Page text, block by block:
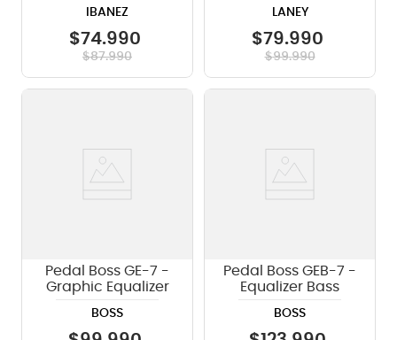
IBANEZ
$74.990
$87.990
LANEY
$79.990
$99.990
Pedal Boss GE-7 -
Graphic Equalizer
BOSS
Pedal Boss GEB-7 -
Equalizer Bass
BOSS